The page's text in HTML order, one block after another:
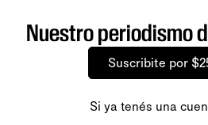
Nuestro periodismo
Suscribite por
Si ya tenés una